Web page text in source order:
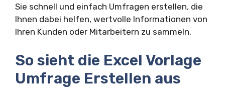
Sie schnell und einfach Umfragen erstellen, die
Ihnen dabei helfen, wertvolle Informationen von
Ihren Kunden oder Mitarbeitern zu sammeln.
So sieht die Excel Vorlage
Umfrage Erstellen aus